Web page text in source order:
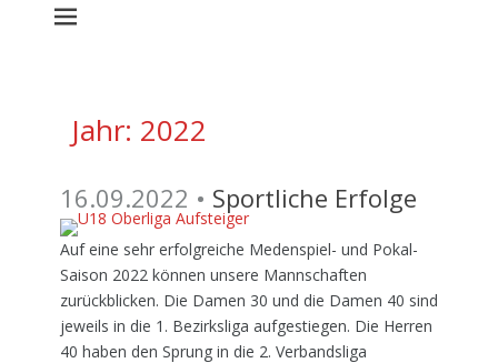
Jahr: 2022
16.09.2022 • Sportliche Erfolge
Auf eine sehr erfolgreiche Medenspiel- und Pokal-
Saison 2022 können unsere Mannschaften
zurückblicken. Die Damen 30 und die Damen 40 sind
jeweils in die 1. Bezirksliga aufgestiegen. Die Herren
40 haben den Sprung in die 2. Verbandsliga